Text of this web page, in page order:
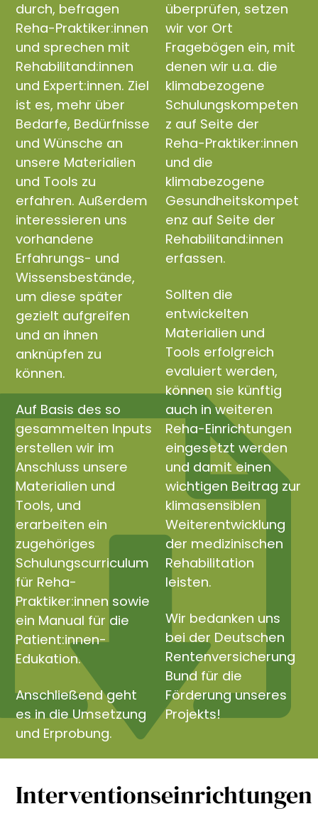
durch, befragen
Reha-Praktiker:innen
und sprechen mit
Rehabilitand:innen
und Expert:innen. Ziel
ist es, mehr über
Bedarfe, Bedürfnisse
und Wünsche an
unsere Materialien
und Tools zu
erfahren. Außerdem
interessieren uns
vorhandene
Erfahrungs- und
Wissensbestände,
um diese später
gezielt aufgreifen
und an ihnen
anknüpfen zu
können.
Auf Basis des so
gesammelten Inputs
erstellen wir im
Anschluss unsere
Materialien und
Tools, und
erarbeiten ein
zugehöriges
Schulungscurriculum
für Reha-
Praktiker:innen sowie
ein Manual für die
Patient:innen-
Edukation.
Anschließend geht
es in die Umsetzung
und Erprobung.
überprüfen, setzen
wir vor Ort
Fragebögen ein, mit
denen wir u.a. die
klimabezogene
Schulungskompeten
z auf Seite der
Reha-Praktiker:innen
und die
klimabezogene
Gesundheitskompet
enz auf Seite der
Rehabilitand:innen
erfassen.
Sollten die
entwickelten
Materialien und
Tools erfolgreich
evaluiert werden,
können sie künftig
auch in weiteren
Reha-Einrichtungen
eingesetzt werden
und damit einen
wichtigen Beitrag zur
klimasensiblen
Weiterentwicklung
der medizinischen
Rehabilitation
leisten.
Wir bedanken uns
bei der Deutschen
Rentenversicherung
Bund für die
Förderung unseres
Projekts!
Interventionseinrichtungen